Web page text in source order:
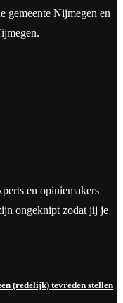
gemeente Nijmegen en
en opiniemakers
ongeknipt zodat jij je
(redelijk) tevreden stellen